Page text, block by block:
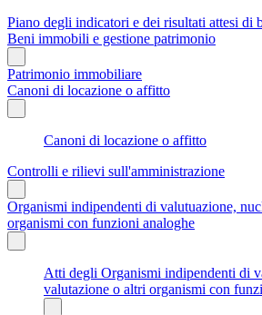
Piano degli indicatori e dei risultati attesi di
Beni immobili e gestione patrimonio
Patrimonio immobiliare
Canoni di locazione o affitto
Canoni di locazione o affitto
Controlli e rilievi sull'amministrazione
Organismi indipendenti di valutuazione,
organismi con funzioni analoghe
Atti degli Organismi indipendenti di
valutazione o altri organismi con